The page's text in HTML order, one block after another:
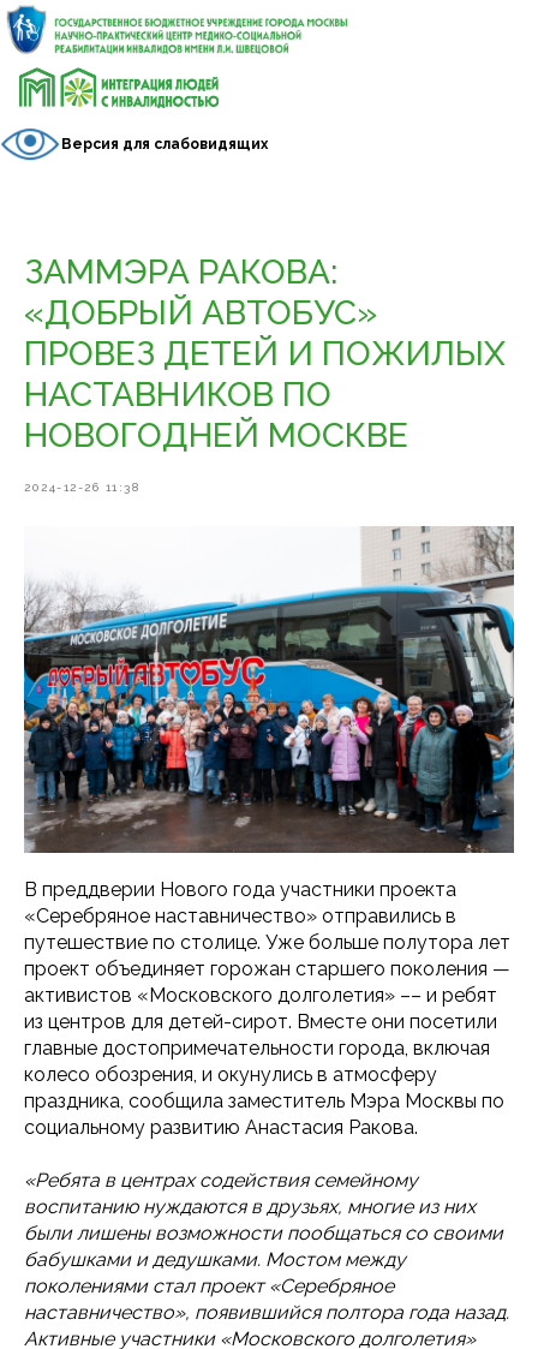
Версия для слабовидящих
ЗАММЭРА РАКОВА:
«ДОБРЫЙ АВТОБУС»
ПРОВЕЗ ДЕТЕЙ И ПОЖИЛЫХ
НАСТАВНИКОВ ПО
НОВОГОДНЕЙ МОСКВЕ
2024-12-26 11:38
В преддверии Нового года участники проекта
«Серебряное наставничество» отправились в
путешествие по столице. Уже больше полутора лет
проект объединяет горожан старшего поколения —
активистов «Московского долголетия» –– и ребят
из центров для детей-сирот. Вместе они посетили
главные достопримечательности города, включая
колесо обозрения, и окунулись в атмосферу
праздника, сообщила заместитель Мэра Москвы по
социальному развитию Анастасия Ракова.
«Ребята в центрах содействия семейному
воспитанию нуждаются в друзьях, многие из них
были лишены возможности пообщаться со своими
бабушками и дедушками. Мостом между
поколениями стал проект «Серебряное
наставничество», появившийся полтора года назад.
Активные участники «Московского долголетия»